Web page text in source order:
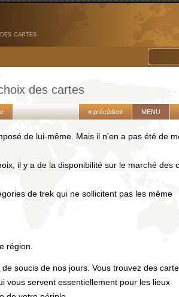
cartes
des cartes
MENU
« précédent
de lui-même. Mais il n'en a pas été de
il y a de la disponibilité sur le marché des
de trek qui ne sollicitent pas les même
région.
soucis de nos jours. Vous trouvez des
vous servent essentiellement pour les lieux